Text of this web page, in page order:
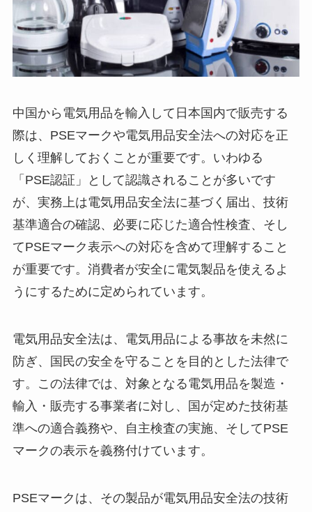
中国から電気用品を輸入して日本国内で販売する
際は、PSEマークや電気用品安全法への対応を正
しく理解しておくことが重要です。いわゆる
「PSE認証」として認識されることが多いです
が、実務上は電気用品安全法に基づく届出、技術
基準適合の確認、必要に応じた適合性検査、そし
てPSEマーク表示への対応を含めて理解すること
が重要です。消費者が安全に電気製品を使えるよ
うにするために定められています。
電気用品安全法は、電気用品による事故を未然に
防ぎ、国民の安全を守ることを目的とした法律で
す。この法律では、対象となる電気用品を製造・
輸入・販売する事業者に対し、国が定めた技術基
準への適合義務や、自主検査の実施、そしてPSE
マークの表示を義務付けています。
PSEマークは、その製品が電気用品安全法の技術